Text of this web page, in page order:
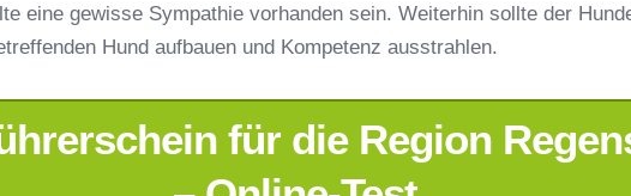
*
eine gewisse Sympathie vorhanden sein. Weiterhin sollte der
Hund aufbauen und Kompetenz ausstrahlen.
für die Region